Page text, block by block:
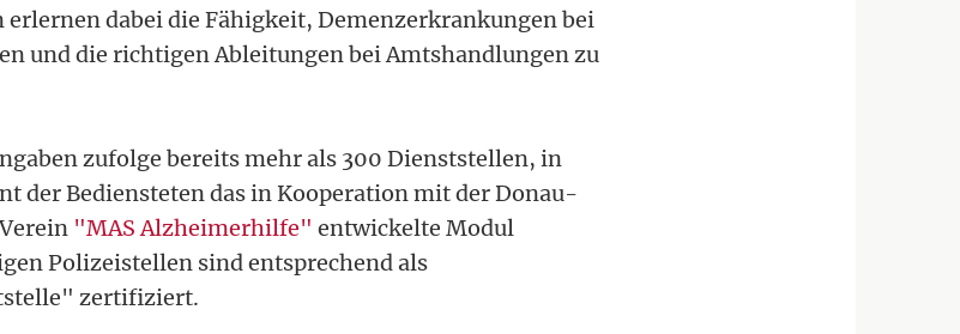
dabei die Fähigkeit, Demenzerkrankungen bei
und die richtigen Ableitungen bei Amtshandlungen zu
zufolge bereits mehr als 300 Dienststellen, in
der Bediensteten das in Kooperation mit der Donau-
"MAS Alzheimerhilfe" entwickelte Modul
Polizeistellen sind entsprechend als
zertifiziert.